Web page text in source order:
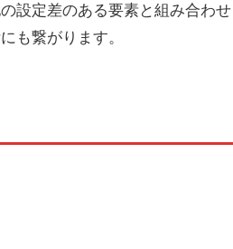
設定差のある要素と組み合わせ
も繋がります。